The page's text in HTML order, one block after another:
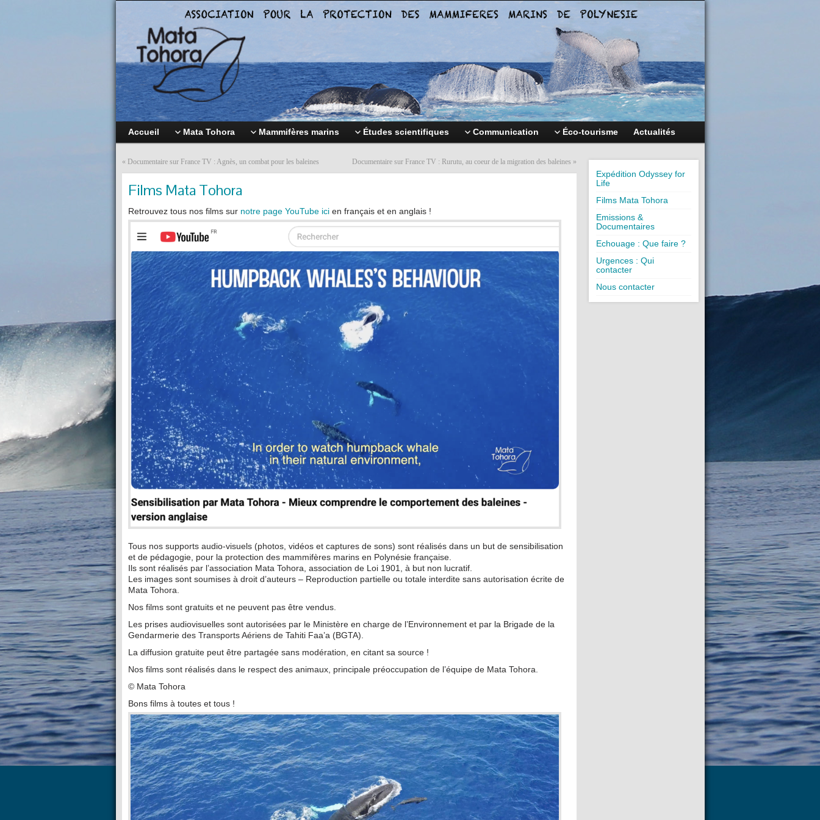
Accueil Mata Tohora Mammifères marins Études scientifiques Communication Éco-tourisme Actualités
« Documentaire sur France TV : Agnès, un combat pour les baleines Documentaire sur France TV : Rurutu, au coeur de la migration des baleines »
Films Mata Tohora
Retrouvez tous nos films sur notre page YouTube icien français et en anglais !
Tous nos supports audio-visuels (photos, vidéos et captures de sons) sont réalisés dans un but de sensibilisation
et de pédagogie, pour la protection des mammifères marins en Polynésie française.
Ils sont réalisés par l’association Mata Tohora, association de Loi 1901, à but non lucratif.
Les images sont soumises à droit d’auteurs – Reproduction partielle ou totale interdite sans autorisation écrite de
Mata Tohora.
Nos films sont gratuits et ne peuvent pas être vendus.
Les prises audiovisuelles sont autorisées par le Ministère en charge de l’Environnement et par la Brigade de la
Gendarmerie des Transports Aériens de Tahiti Faa’a (BGTA).
La diffusion gratuite peut être partagée sans modération, en citant sa source !
Nos films sont réalisés dans le respect des animaux, principale préoccupation de l’équipe de Mata Tohora.
© Mata Tohora
Bons films à toutes et tous !
Expédition Odyssey for
Life
Films Mata Tohora
Emissions &
Documentaires
Echouage : Que faire ?
Urgences : Qui
contacter
Nous contacter